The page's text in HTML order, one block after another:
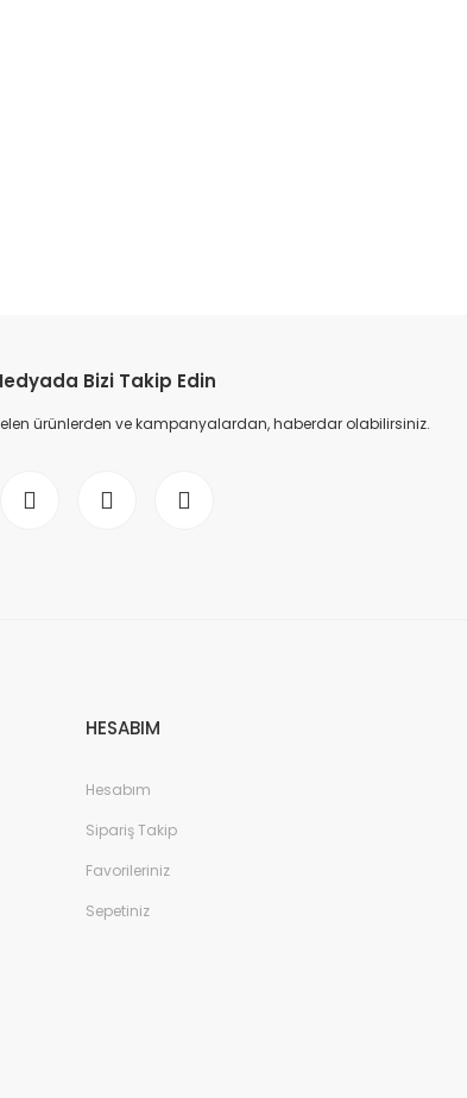
Bizi Takip Edin
ürünlerden ve kampanyalardan, haberdar olabilirsiniz.
HESABIM
Hesabım
Sipariş Takip
Favorileriniz
Sepetiniz